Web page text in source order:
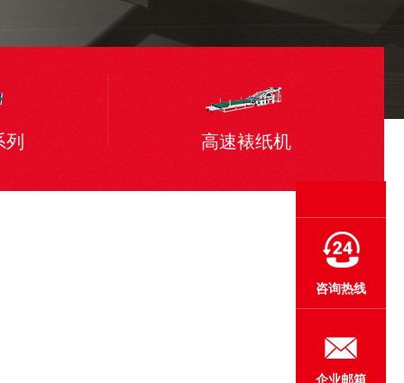
高速裱纸机
咨询热线
企业邮箱